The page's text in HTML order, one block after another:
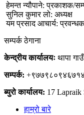
हेमन्त न्यौपाने: प्रकाशक/
सुनिल कुमार लो: अध्यक्ष
यम प्रसाद आचार्य: प्रवन्धक
सम्पर्क ठेगाना
केन्द्रीय कार्यालयः थापा
सम्पर्क:
ब्युरो कार्यालय: 17 Lapraik
हाम्रो बारे